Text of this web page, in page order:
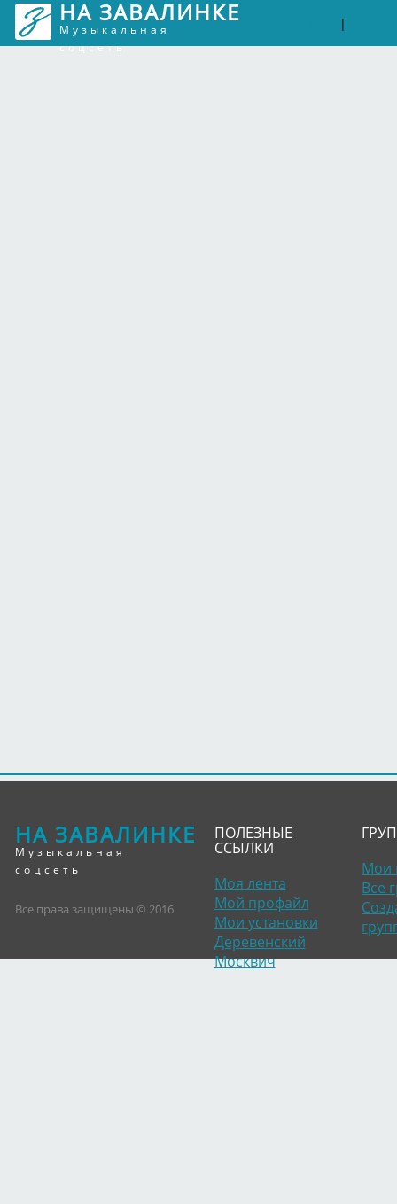
НА ЗАВАЛИНКЕ
Музыкальная
соцсеть
|
НА ЗАВАЛИНКЕ
Музыкальная
соцсеть
Все права защищены © 2016
ПОЛЕЗНЫЕ
ССЫЛКИ
Моя лента
Мой профайл
Мои установки
Деревенский
Москвич
Мои
Все